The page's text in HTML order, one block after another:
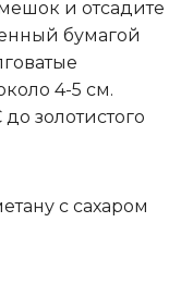
и отсадите
бумагой
4-5 см.
золотистого
с сахаром